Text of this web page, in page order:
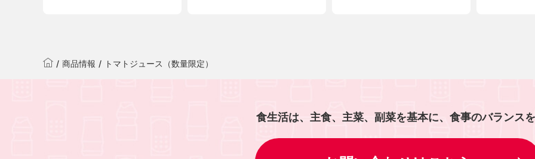
/ 商品情報 / トマトジュース（数量限定）
食生活は、主食、主菜、副菜を基本に、食事のバランス